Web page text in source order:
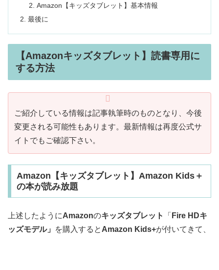
Amazon【キッズタブレット】基本情報
最後に
【Amazonキッズタブレット】読書専用に
する方法
ご紹介している情報は記事執筆時のものとなり、今後
変更される可能性もあります。最新情報は再度公式サ
イトでもご確認下さい。
Amazon【キッズタブレット】Amazon Kids＋
の本が読み放題
上述したようにAmazonのキッズタブレット 「 Fire HDキ
ッズモデル」
を購入すると Amazon Kids+が付いてきて、